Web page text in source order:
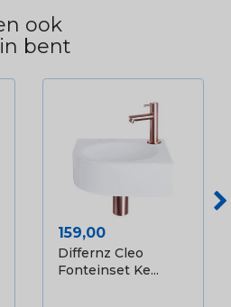
ook
bent
Prijs
159,00
Differnz Cleo
Fonteinset Ke...